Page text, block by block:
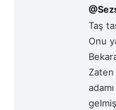
Taş
Onu